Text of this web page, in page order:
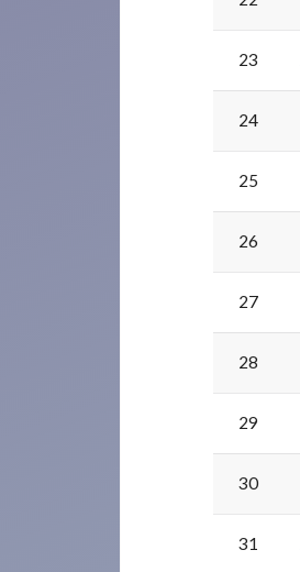
23
24
25
26
27
28
29
30
31